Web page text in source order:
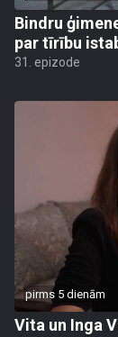
Bindru
par tīrību
31. epizode
pirms 5 dienām
Vita un Inga